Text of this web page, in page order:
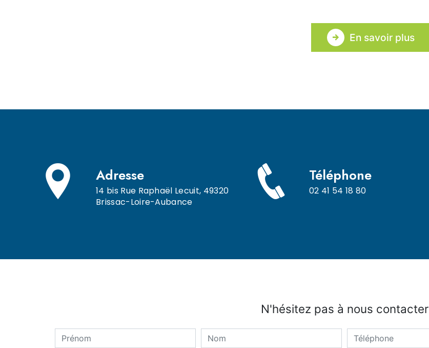
En savoir plus
Adresse
14 bis Rue Raphaël Lecuit, 49320
Brissac-Loire-Aubance
Téléphone
02 41 54 18 80
N'hésitez pas à nous contacter